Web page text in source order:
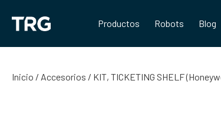
contenido
Productos Robots Blog
Inicio / Accesorios / KIT, TICKETING SHELF